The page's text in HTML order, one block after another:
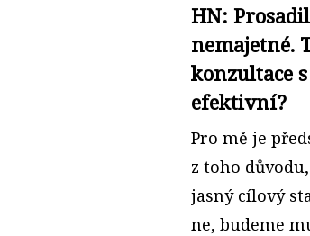
HN:
nemajetné.
konzultace
efektivní?
Pro mě je
z toho
jasný cílový
ne, budeme